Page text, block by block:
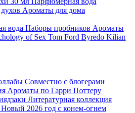
Ароматы для дома
вода Наборы пробников Ароматы
of Sex Tom Ford Byredo Kilian
Совместно с блогерами
Ароматы по Гарри Поттеру
Литературная коллекция
Новый 2026 год с конем-огнем